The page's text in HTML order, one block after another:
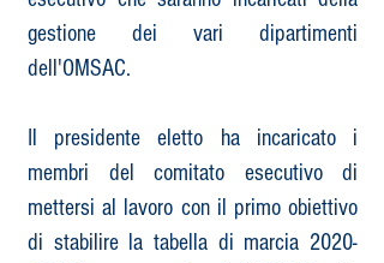
gestione dei vari dipartimenti
dell'OMSAC.
Il presidente eletto ha incaricato i
membri del comitato esecutivo di
mettersi al lavoro con il primo obiettivo
di stabilire la tabella di marcia 2020-